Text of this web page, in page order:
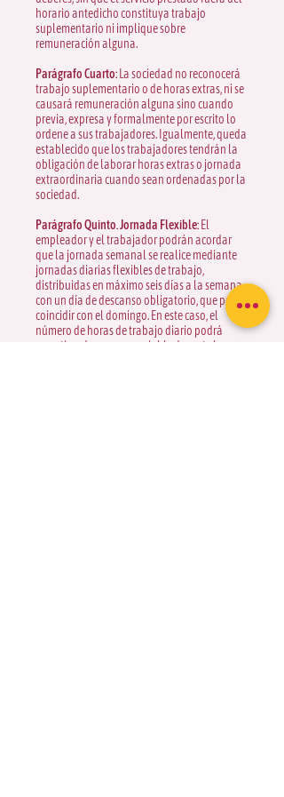
horario antedicho constituya trabajo
suplementario ni implique sobre
remuneración alguna.
Parágrafo Cuarto: La sociedad no reconocerá
trabajo suplementario o de horas extras, ni se
causará remuneración alguna sino cuando
previa, expresa y formalmente por escrito lo
ordene a sus trabajadores. Igualmente, queda
establecido que los trabajadores tendrán la
obligación de laborar horas extras o jornada
extraordinaria cuando sean ordenadas por la
sociedad.
Parágrafo Quinto. Jornada Flexible: El
empleador y el trabajador podrán acordar
que la jornada semanal se realice mediante
jornadas diarias flexibles de trabajo,
distribuidas en máximo seis días a la semana
con un día de descanso obligatorio, que podrá
coincidir con el domingo. En este caso, el
número de horas de trabajo diario podrá
repartirse de manera variable durante la